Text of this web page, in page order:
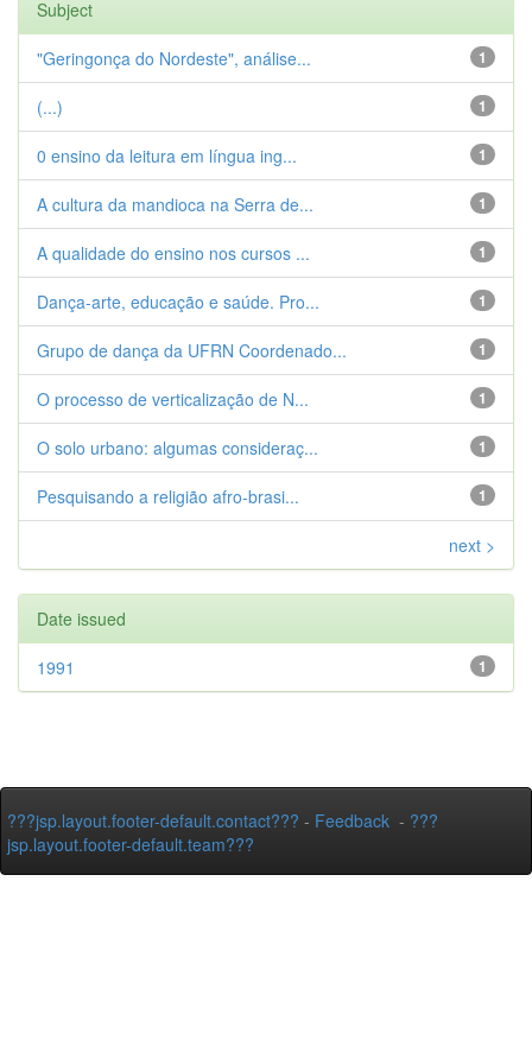
Subject
1
"Geringonça do Nordeste", análise...
1
(...)
1
0 ensino da leitura em língua ing...
1
A cultura da mandioca na Serra de...
1
A qualidade do ensino nos cursos ...
1
Dança-arte, educação e saúde. Pro...
1
Grupo de dança da UFRN Coordenado...
1
O processo de verticalização de N...
1
O solo urbano: algumas consideraç...
1
Pesquisando a religião afro-brasi...
next >
Date issued
1
1991
???jsp.layout.footer-default.contact??? - Feedback - ???
jsp.layout.footer-default.team???